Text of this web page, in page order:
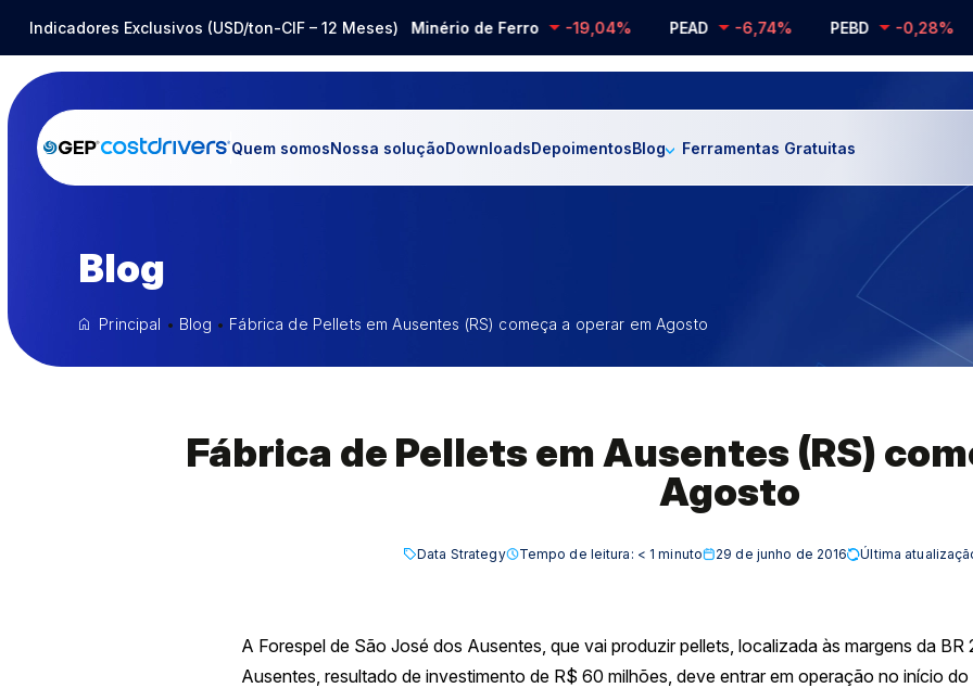
Indicadores Exclusivos (USD/ton-CIF – 12 Meses)
Inox -14,80% Barrilha -25,12% Minério de Ferro -19,04% PEAD -6,74% PEBD -0,28%
Quem somosNossa soluçãoDownloadsDepoimentosBlog Ferramentas Gratuitas
Blog
Principal • Blog • Fábrica de Pellets em Ausentes (RS) começa a operar em Agosto
Fábrica de Pellets em Ausentes (RS)
Agosto
Data Strategy Tempo de leitura: < 1 minuto 29 de junho de 2016 Última
A Forespel de São José dos Ausentes, que vai produzir pellets, localizada às margens da
Ausentes, resultado de investimento de R$ 60 milhões, deve entrar em operação no início